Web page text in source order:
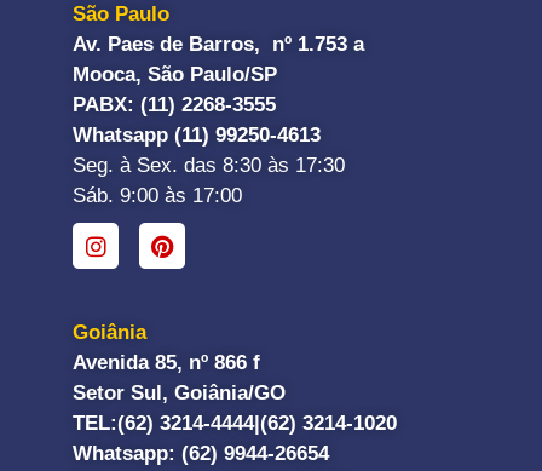
São Paulo
Av. Paes de Barros, nº 1.753 a
Mooca, São Paulo/SP
PABX: (11) 2268-3555
Whatsapp (11) 99250-4613
Seg. à Sex. das 8:30 às 17:30
Sáb. 9:00 às 17:00
Goiânia
Avenida 85, nº 866 f
Setor Sul, Goiânia/GO
TEL:(62) 3214-4444|(62) 3214-1020
Whatsapp: (62) 9944-26654